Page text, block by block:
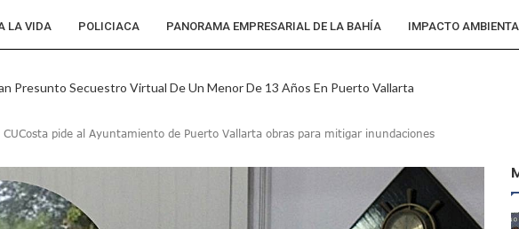
LA VIDA POLICIACA PANORAMA EMPRESARIAL DE LA BAHÍA IMPACTO
Presunto Secuestro Virtual De Un Menor De 13 Años En Puerto Vallarta
La Casa De La Cultura En Mascota Con Nuevo Auditorio
Unidos Endurece Su Combate Al CJNG Con Nuevos Cargos Y Objetivos Prioritarios
A Wilber Armando Colmenares Márquez, Desaparecido En Puerto Vallarta
CUCosta pide al Ayuntamiento de Puerto Vallarta obras para mitigar inundaciones